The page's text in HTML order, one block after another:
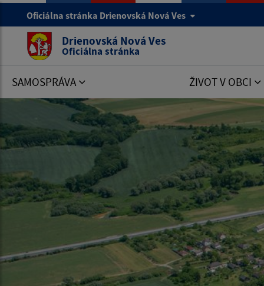
Oficiálna stránka Drienovská Nová Ves
Drienovská Nová Ves
Oficiálna stránka
SAMOSPRÁVA ŽIVOT V OBCI